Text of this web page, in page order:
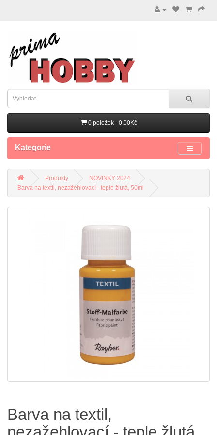
0 položek - 0,00Kč
Kategorie
Produkty
NOVINKY 2024
Barva na textil, nezažehlovací - teple žlutá, 50ml
Barva na textil,